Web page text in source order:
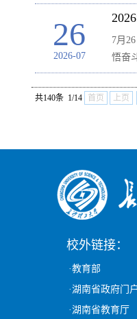
26
2026-07
7月
悟奋
共140条 1/14 首页 上页
校外链接：
·教育部
·湖南省政府门
·湖南省教育厅